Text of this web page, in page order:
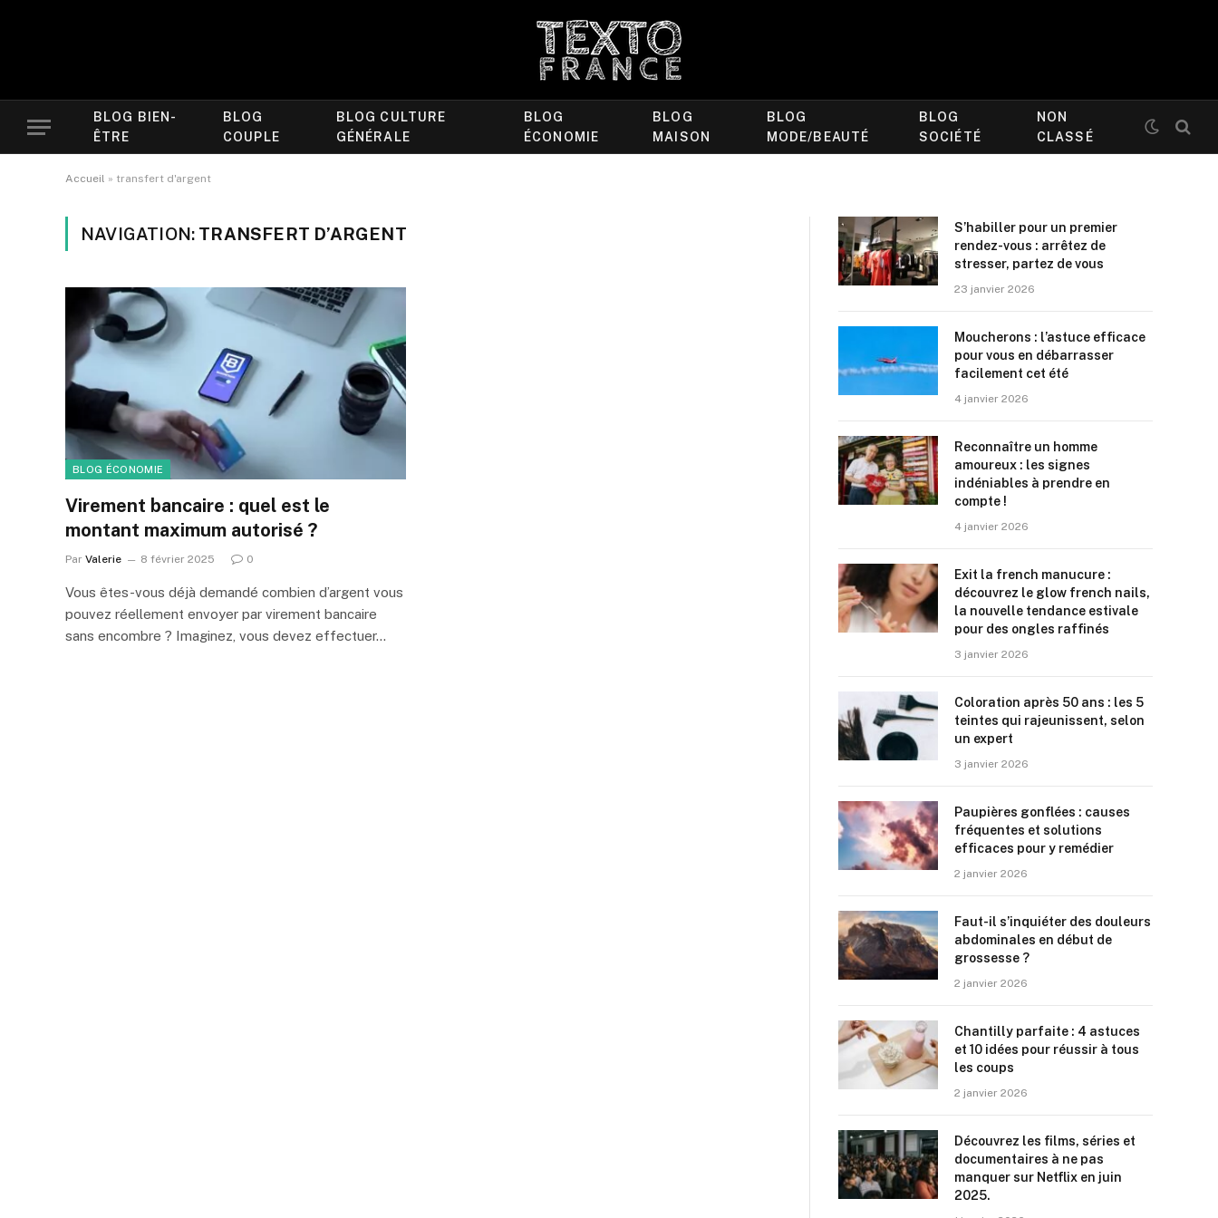
BLOG BIEN-
ÊTRE
BLOG
COUPLE
BLOG CULTURE
GÉNÉRALE
BLOG
ÉCONOMIE
BLOG
MAISON
BLOG
MODE/BEAUTÉ
BLOG
SOCIÉTÉ
NON
CLASSÉ
Accueil » transfert d'argent
NAVIGATION: TRANSFERT D’ARGENT
BLOG ÉCONOMIE
Virement bancaire : quel est le
montant maximum autorisé ?
Par Valerie 8 février 2025 0
Vous êtes-vous déjà demandé combien d’argent vous
pouvez réellement envoyer par virement bancaire
sans encombre ? Imaginez, vous devez effectuer…
S’habiller pour un premier
rendez-vous : arrêtez de
stresser, partez de vous
23 janvier 2026
Moucherons : l’astuce efficace
pour vous en débarrasser
facilement cet été
4 janvier 2026
Reconnaître un homme
amoureux : les signes
indéniables à prendre en
compte !
4 janvier 2026
Exit la french manucure :
découvrez le glow french nails,
la nouvelle tendance estivale
pour des ongles raffinés
3 janvier 2026
Coloration après 50 ans : les 5
teintes qui rajeunissent, selon
un expert
3 janvier 2026
Paupières gonflées : causes
fréquentes et solutions
efficaces pour y remédier
2 janvier 2026
Faut-il s’inquiéter des douleurs
abdominales en début de
grossesse ?
2 janvier 2026
Chantilly parfaite : 4 astuces
et 10 idées pour réussir à tous
les coups
2 janvier 2026
Découvrez les films, séries et
documentaires à ne pas
manquer sur Netflix en juin
2025.